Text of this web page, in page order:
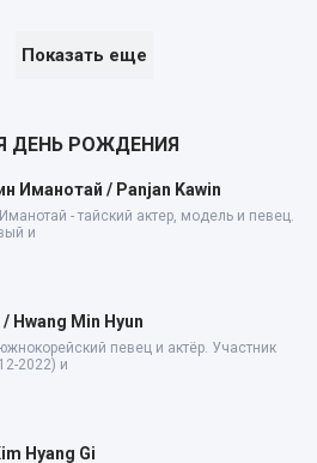
Показать еще
ДЕНЬ РОЖДЕНИЯ
Иманотай / Panjan Kawin
- тайский актер, модель и певец.
и
Hwang Min Hyun
певец и актёр. Участник
2022) и
Hyang Gi